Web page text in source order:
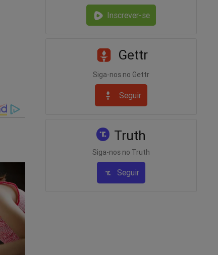
Inscrever-se
Gettr
Siga-nos no Gettr
Seguir
Truth
Siga-nos no Truth
Seguir